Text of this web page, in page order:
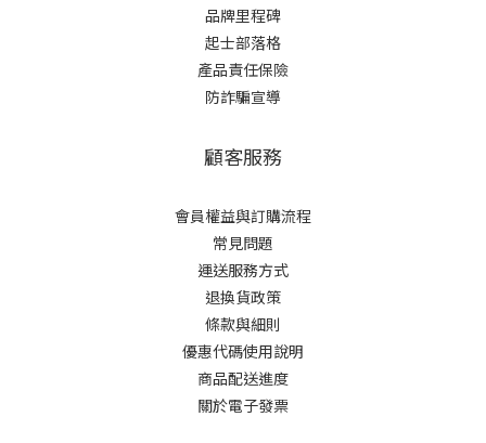
品牌里程碑
起士部落格
產品責任保險
防詐騙宣導
顧客服務
會員權益與訂購流程
常見問題
運送服務方式
退換貨政策
條款與細則
優惠代碼使用說明
商品配送進度
關於電子發票